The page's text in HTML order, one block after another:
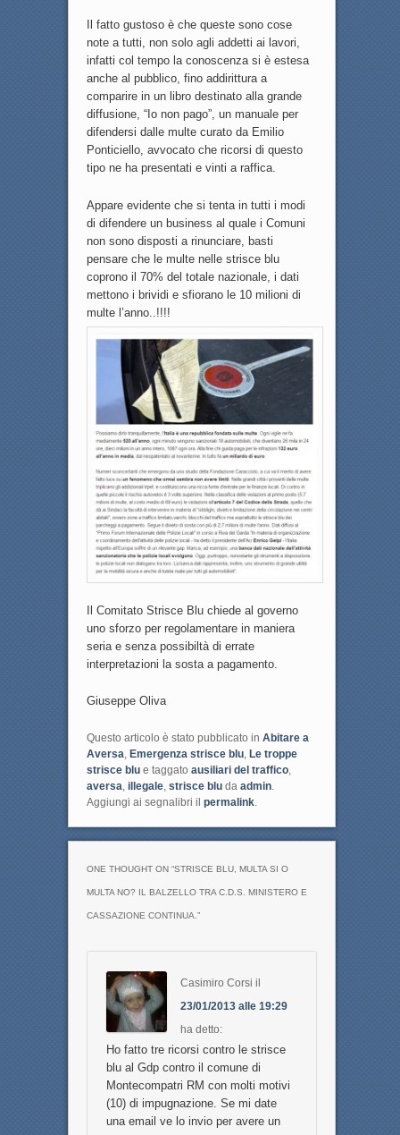
Il fatto gustoso è che queste sono cose
note a tutti, non solo agli addetti ai lavori,
infatti col tempo la conoscenza si è estesa
anche al pubblico, fino addirittura a
comparire in un libro destinato alla grande
diffusione, “Io non pago”, un manuale per
difendersi dalle multe curato da Emilio
Ponticiello, avvocato che ricorsi di questo
tipo ne ha presentati e vinti a raffica.
Appare evidente che si tenta in tutti i modi
di difendere un business al quale i Comuni
non sono disposti a rinunciare, basti
pensare che le multe nelle strisce blu
coprono il 70% del totale nazionale, i dati
mettono i brividi e sfiorano le 10 milioni di
multe l’anno..!!!!
Il Comitato Strisce Blu chiede al governo
uno sforzo per regolamentare in maniera
seria e senza possibiltà di errate
interpretazioni la sosta a pagamento.
Giuseppe Oliva
Questo articolo è stato pubblicato in Abitare a
Aversa Emergenza strisce blu, Le troppe
strisce blue taggato ausiliari del traffico,
aversa illegale, strisce bluda admin.
Aggiungi ai segnalibri il permalink.
ONE THOUGHT ON “STRISCE BLU, MULTA SI O
MULTA NO? IL BALZELLO TRA C.D.S. MINISTERO E
CASSAZIONE CONTINUA.”
Casimiro Corsi il
23/01/2013 alle 19:29
ha detto:
Ho fatto tre ricorsi contro le strisce
blu al Gdp contro il comune di
Montecompatri RM con molti motivi
(10) di impugnazione. Se mi date
una email ve lo invio per avere un